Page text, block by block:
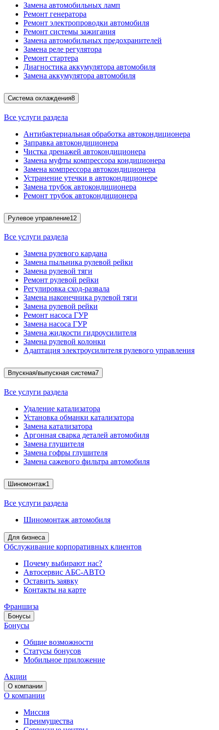
Замена автомобильных ламп
Ремонт генератора
Ремонт электропроводки автомобиля
Ремонт системы зажигания
Замена автомобильных предохранителей
Замена реле регулятора
Ремонт стартера
Диагностика аккумулятора автомобиля
Замена аккумулятора автомобиля
Система охлаждения8
Все услуги раздела
Антибактериальная обработка автокондиционера
Заправка автокондиционера
Чистка дренажей автокондиционера
Замена муфты компрессора кондиционера
Замена компрессора автокондиционера
Устранение утечки в автокондиционере
Замена трубок автокондиционера
Ремонт трубок автокондиционера
Рулевое управление12
Все услуги раздела
Замена рулевого кардана
Замена пыльника рулевой рейки
Замена рулевой тяги
Ремонт рулевой рейки
Регулировка сход-развала
Замена наконечника рулевой тяги
Замена рулевой рейки
Ремонт насоса ГУР
Замена насоса ГУР
Замена жидкости гидроусилителя
Замена рулевой колонки
Адаптация электроусилителя рулевого управления
Впускная/выпускная система7
Все услуги раздела
Удаление катализатора
Установка обманки катализатора
Замена катализатора
Аргонная сварка деталей автомобиля
Замена глушителя
Замена гофры глушителя
Замена сажевого фильтра автомобиля
Шиномонтаж1
Все услуги раздела
Шиномонтаж автомобиля
Для бизнеса
Обслуживание корпоративных клиентов
Почему выбирают нас?
Автосервис АБС-АВТО
Оставить заявку
Контакты на карте
Франшиза
Бонусы
Бонусы
Общие возможности
Статусы бонусов
Мобильное приложение
Акции
О компании
О компании
Миссия
Преимущества